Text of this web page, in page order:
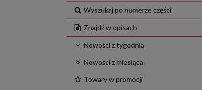
Wyszukaj po numerze części
Znajdź w opisach
Nowości z tygodnia
Nowości z miesiąca
Towary w promocji